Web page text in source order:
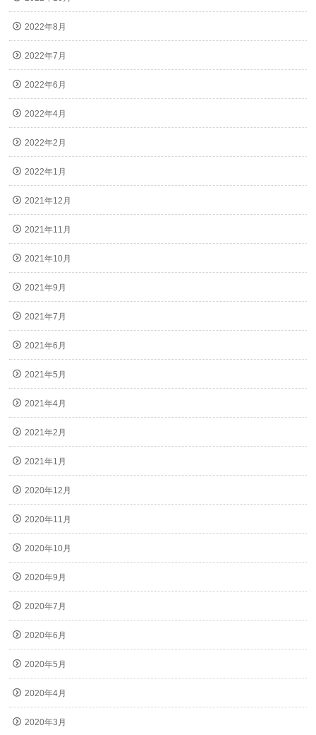
2022年8月
2022年7月
2022年6月
2022年4月
2022年2月
2022年1月
2021年12月
2021年11月
2021年10月
2021年9月
2021年7月
2021年6月
2021年5月
2021年4月
2021年2月
2021年1月
2020年12月
2020年11月
2020年10月
2020年9月
2020年7月
2020年6月
2020年5月
2020年4月
2020年3月